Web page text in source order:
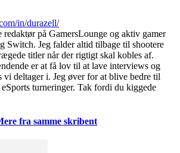
in/durazell/
redaktør på GamersLounge og aktiv gamer
Switch. Jeg falder altid tilbage til shootere
titler når der rigtigt skal kobles af.
er at få lov til at lave interviews og
vi deltager i. Jeg øver for at blive bedre til
turneringer. Tak fordi du kiggede
fra samme skribent